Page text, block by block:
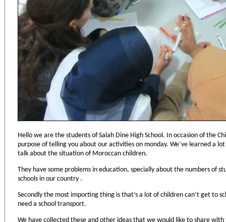
Hello we are the students of Salah Dine High School. In occasion of the
purpose of telling you about our activities on monday. We’ve learned a
talk about the situation of Moroccan children.
They have some problems in education, specially about the numbers of
schools in our country .
Secondly the most importing thing is that’s a lot of children can’t get to
need a school transport.
We have collected these and other ideas that we would like to share